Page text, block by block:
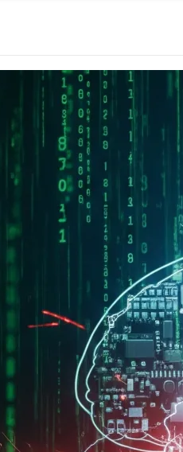
量能源的未來
類世界的預言警鐘，我覺得